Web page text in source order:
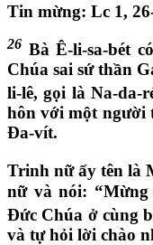
Tin mừng: Lc 1,
26 Bà Ê-li-sa-bét
Chúa sai sứ thần
li-lê, gọi là Na-da-
hôn với một người
Đa-vít.
Trinh nữ ấy tên là
nữ và nói:
Đức Chúa ở cùng
và tự hỏi lời chào